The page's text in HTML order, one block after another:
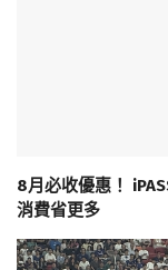
8月必收優惠！
消費省更多